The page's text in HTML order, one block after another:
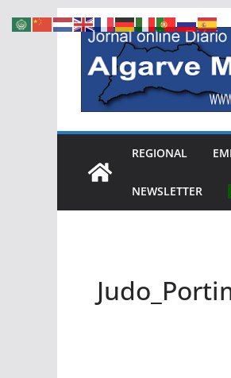
Skip
content
REGIONAL
NEWSLETTER